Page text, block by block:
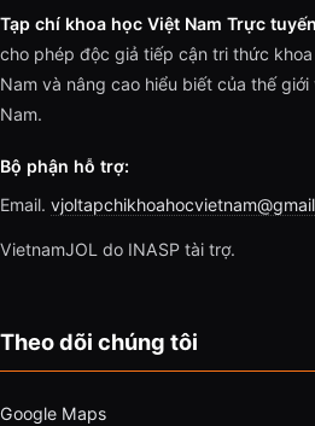
Tạp chí khoa học Việt Nam Trực
cho phép độc giả tiếp cận tri thức
Nam và nâng cao hiểu biết của thế
Nam.
Bộ phận hỗ trợ:
Email.
VietnamJOL do INASP tài trợ.
Theo dõi chúng tôi
Google Maps